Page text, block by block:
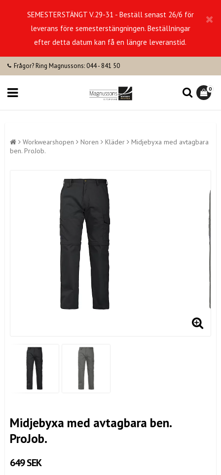
SEMESTERSTÄNGT V.29-31 - Beställ senast 26/6 för
leverans före semesterstängningen. Beställningar
efter detta datum kan få en längre leveranstid.
Frågor? Ring Magnussons: 044 - 841 50
0
Workwearshopen Noren Kläder
Midjebyxa med avtagbara
ben. ProJob.
Midjebyxa med avtagbara ben.
ProJob.
649 SEK